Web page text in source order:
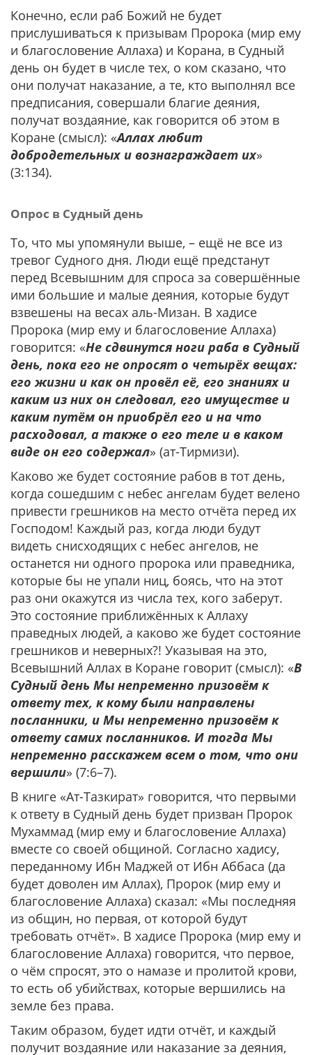
Конечно, если раб Божий не будет
прислушиваться к призывам Пророка (мир ему
и благословение Аллаха) и Корана, в Судный
день он будет в числе тех, о ком сказано, что
они получат наказание, а те, кто выполнял все
предписания, совершали благие деяния,
получат воздаяние, как говорится об этом в
Коране (смысл): «Аллах любит
добродетельных и вознаграждает их»
(3:134).
Опрос в Судный день
То, что мы упомянули выше, – ещё не все из
тревог Судного дня. Люди ещё предстанут
перед Всевышним для спроса за совершённые
ими большие и малые деяния, которые будут
взвешены на весах аль-Мизан. В хадисе
Пророка (мир ему и благословение Аллаха)
говорится: «Не сдвинутся ноги раба в Судный
день, пока его не опросят о четырёх вещах:
его жизни и как он провёл её, его знаниях и
каким из них он следовал, его имуществе и
каким путём он приобрёл его и на что
расходовал, а также о его теле и в каком
виде он его содержал» (ат-Тирмизи).
Каково же будет состояние рабов в тот день,
когда сошедшим с небес ангелам будет велено
привести грешников на место отчёта перед их
Господом! Каждый раз, когда люди будут
видеть снисходящих с небес ангелов, не
останется ни одного пророка или праведника,
которые бы не упали ниц, боясь, что на этот
раз они окажутся из числа тех, кого заберут.
Это состояние приближённых к Аллаху
праведных людей, а каково же будет состояние
грешников и неверных?! Указывая на это,
Всевышний Аллах в Коране говорит (смысл): «В
Судный день Мы непременно призовём к
ответу тех, к кому были направлены
посланники, и Мы непременно призовём к
ответу самих посланников. И тогда Мы
непременно расскажем всем о том, что они
вершили» (7:6–7).
В книге «Ат-Тазкират» говорится, что первыми
к ответу в Судный день будет призван Пророк
Мухаммад (мир ему и благословение Аллаха)
вместе со своей общиной. Согласно хадису,
переданному Ибн Маджей от Ибн Аббаса (да
будет доволен им Аллах), Пророк (мир ему и
благословение Аллаха) сказал: «Мы последняя
из общин, но первая, от которой будут
требовать отчёт». В хадисе Пророка (мир ему и
благословение Аллаха) говорится, что первое,
о чём спросят, это о намазе и пролитой крови,
то есть об убийствах, которые вершились на
земле без права.
Таким образом, будет идти отчёт, и каждый
получит воздаяние или наказание за деяния,